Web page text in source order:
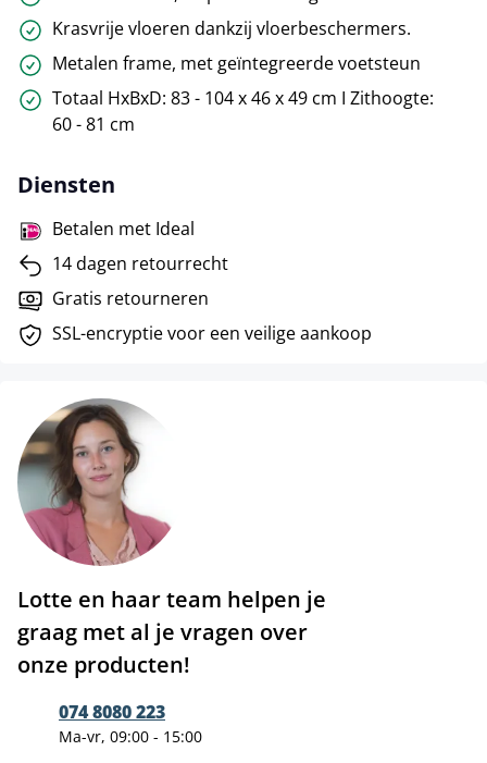
Krasvrije vloeren dankzij vloerbeschermers.
Metalen frame, met geïntegreerde voetsteun
Totaal HxBxD: 83 - 104 x 46 x 49 cm I Zithoogte:
60 - 81 cm
Diensten
Betalen met Ideal
14 dagen retourrecht
Gratis retourneren
SSL-encryptie voor een veilige aankoop
Lotte en haar team helpen je
graag met al je vragen over
onze producten!
074 8080 223
Ma-vr, 09:00 - 15:00